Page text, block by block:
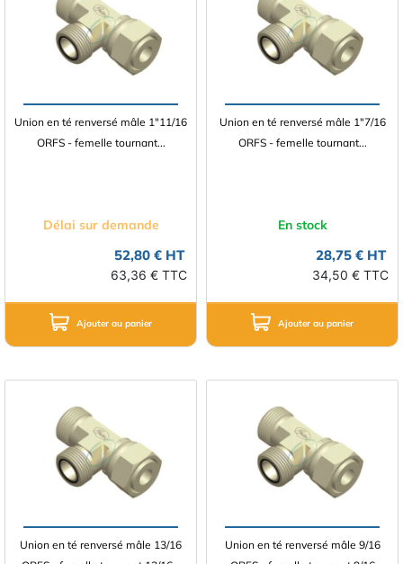
Union en té renversé mâle 1"11/16
ORFS - femelle tournant...
Délai sur demande
52,80 € HT
63,36 € TTC
Ajouter au panier
Union en té renversé mâle 1"7/16
ORFS - femelle tournant...
En stock
28,75 € HT
34,50 € TTC
Ajouter au panier
Union en té renversé mâle 13/16
Union en té renversé mâle 9/16